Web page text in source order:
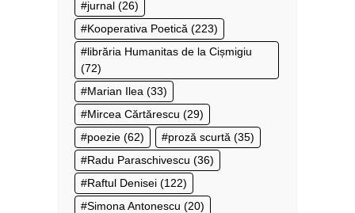
jurnal (26)
Kooperativa Poetică (223)
librăria Humanitas de la Cișmigiu
(72)
Marian Ilea (33)
Mircea Cărtărescu (29)
poezie (62) proză scurtă (35)
Radu Paraschivescu (36)
Raftul Denisei (122)
Simona Antonescu (20)